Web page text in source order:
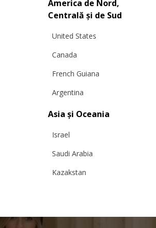
„DAHLIA”, MERINO, PERLA
America de Nord,
Centrală și de Sud
United States
Canada
French Guiana
Argentina
Asia și Oceania
Israel
Saudi Arabia
Kazakstan